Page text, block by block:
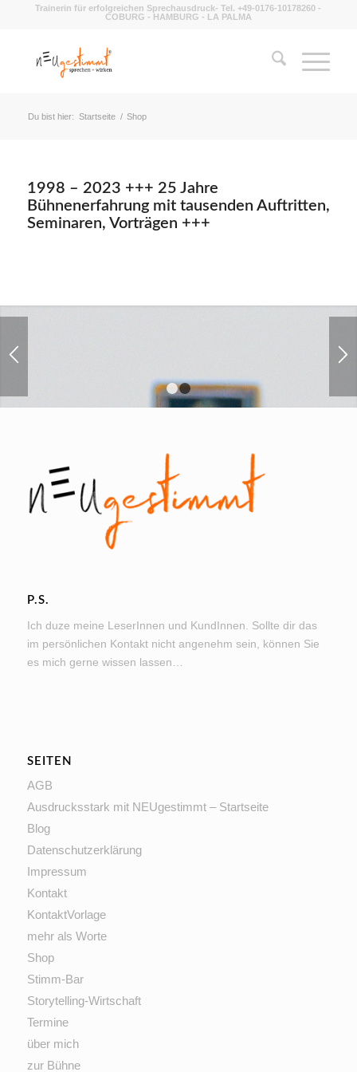
Trainerin für erfolgreichen Sprechausdruck- Tel. +49-0176-10178260 -
COBURG - HAMBURG - LA PALMA
Du bist hier: Startseite / Shop
1998 – 2023 +++ 25 Jahre
Bühnenerfahrung mit tausenden Auftritten,
Seminaren, Vorträgen +++
1
P.S.
Ich duze meine LeserInnen und KundInnen. Sollte dir das
im persönlichen Kontakt nicht angenehm sein, können Sie
es mich gerne wissen lassen…
SEITEN
AGB
Ausdrucksstark mit NEUgestimmt – Startseite
Blog
Datenschutzerklärung
Impressum
Kontakt
KontaktVorlage
mehr als Worte
Shop
Stimm-Bar
Storytelling-Wirtschaft
Termine
über mich
zur Bühne